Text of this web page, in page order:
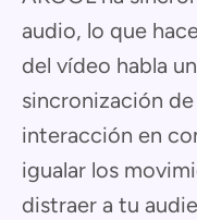
audio, lo que
del vídeo habla
sincronización
interacción en
igualar los
distraer a tu